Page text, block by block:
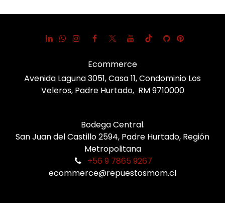
Ecommerce
Avenida Laguna 3051, Casa 11, Condominio Los
Veleros, Padre Hurtado, RM 9710000
Bodega Central.
San Juan del Castillo 2594, Padre Hurtado, Región
Metropolitana
+56 9 7865 9267
ecommerce@repuestosmom.cl